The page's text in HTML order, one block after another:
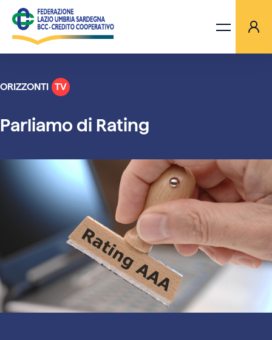
LA FEDERAZIONE
BANCHE
AGGIORNAMENTI
ORIZZONTI TV
ORIZZONTI TV
Parliamo di Rating